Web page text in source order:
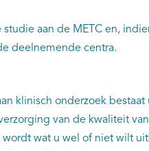
aan de METC en,
deelnemende centra.
klinisch onderzoek bestaat
van de kwaliteit
wat u wel of niet wilt